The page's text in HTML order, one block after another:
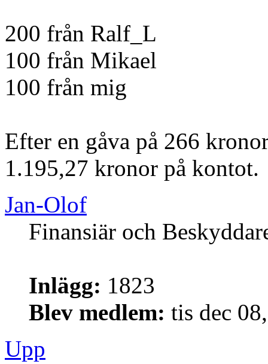
200 från Ralf_L
100 från Mikael
100 från mig
Efter en gåva på 266
1.195,27 kronor på kontot.
Jan-Olof
Finansiär och
Inlägg: 1823
Blev medlem: tis dec
Upp